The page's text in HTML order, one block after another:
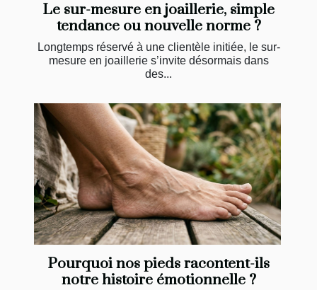
Le sur-mesure en joaillerie, simple
tendance ou nouvelle norme ?
Longtemps réservé à une clientèle initiée, le sur-
mesure en joaillerie s’invite désormais dans
des...
Pourquoi nos pieds racontent-ils
notre histoire émotionnelle ?